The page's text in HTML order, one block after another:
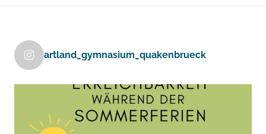
artland_gymnasium_quakenbrueck